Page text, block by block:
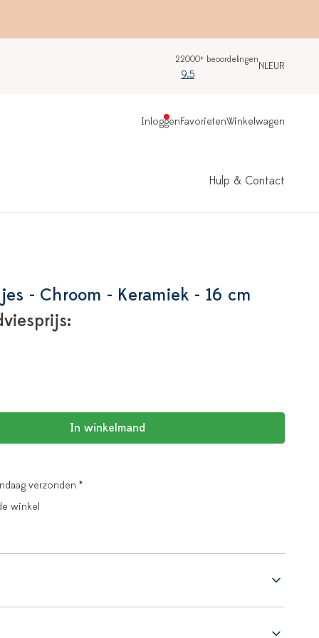
22000+ beoordelingen
9.5
NLEUR
InloggenFavorietenWinkelwagen
Hulp & Contact
- Chroom - Keramiek - 16 cm
In winkelmand
verzonden *
winkel